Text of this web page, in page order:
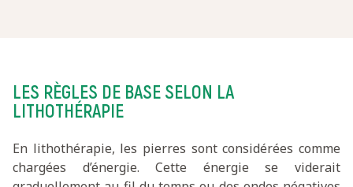
LES RÈGLES DE BASE SELON LA
LITHOTHÉRAPIE
En lithothérapie, les pierres sont considérées comme
chargées d’énergie. Cette énergie se viderait